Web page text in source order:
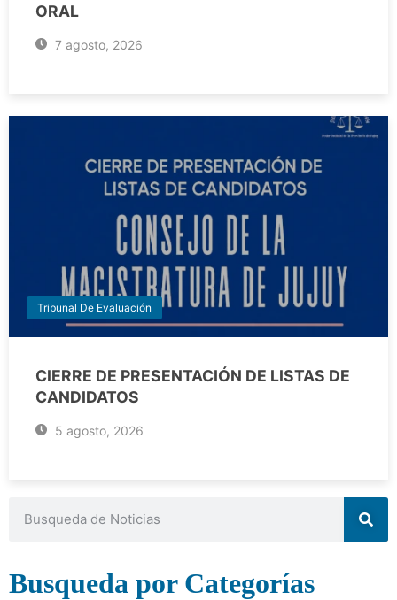
ORAL
7 agosto, 2026
Tribunal De Evaluación
CIERRE DE PRESENTACIÓN DE LISTAS DE
CANDIDATOS
5 agosto, 2026
Busqueda por Categorías